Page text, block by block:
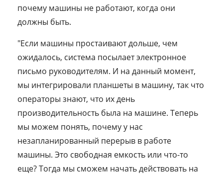
почему машины не работают, когда они
должны быть.
"Если машины простаивают дольше, чем
ожидалось, система посылает электронное
письмо руководителям. И на данный момент,
мы интегрировали планшеты в машину, так что
операторы знают, что их день
производительность была на машине. Теперь
мы можем понять, почему у нас
незапланированный перерыв в работе
машины. Это свободная емкость или что-то
еще? Тогда мы сможем начать действовать на